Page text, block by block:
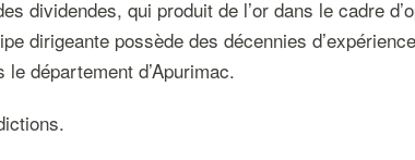
dividendes, qui produit de l’or dans le cadre
dirigeante possède des décennies
département d’Apurimac.